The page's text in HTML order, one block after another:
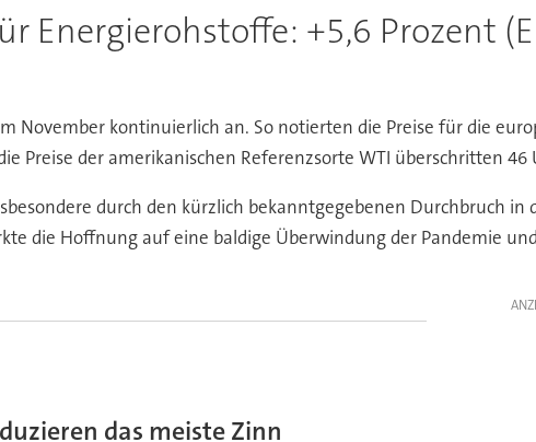
Energierohstoffe: +5,6 Prozent
November kontinuierlich an. So notierten die Preise für die
Preise der amerikanischen Referenzsorte WTI überschritten 46
durch den kürzlich bekanntgegebenen Durchbruch
die Hoffnung auf eine baldige Überwindung der Pandemie
das meiste Zinn